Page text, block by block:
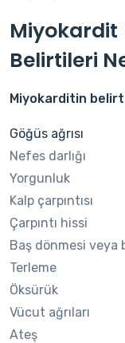
Miyokardit
Belirtileri
Miyokarditin
Göğüs ağrısı
Nefes darlığı
Yorgunluk
Kalp çarpıntısı
Çarpıntı hissi
Baş dönmesi veya
Terleme
Öksürük
Vücut ağrıları
Ateş